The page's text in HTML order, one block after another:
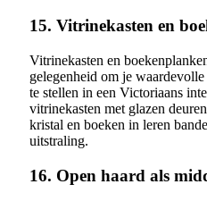
15. Vitrinekasten en
Vitrinekasten en
gelegenheid om je
te stellen in een Victoriaans
vitrinekasten met glazen
kristal en boeken in leren
uitstraling.
16. Open haard als